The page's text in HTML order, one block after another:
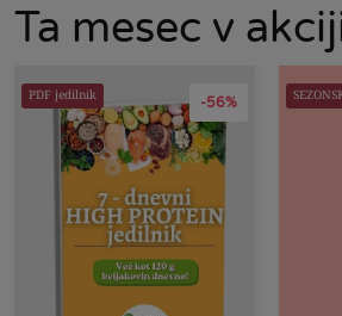
Ta mesec v
-56%
PDF jedilnik